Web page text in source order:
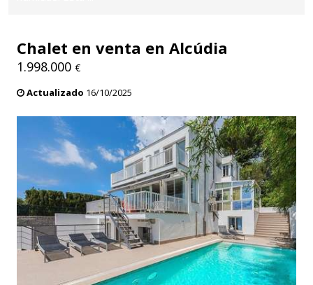
Chalet en venta en Alcúdia
1.998.000 €
Actualizado 16/10/2025